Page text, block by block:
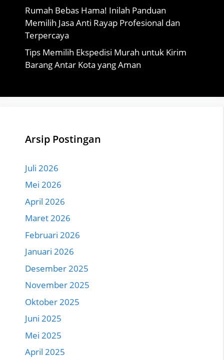
Rumah Bebas Hama! Inilah Panduan
Memilih Jasa Anti Rayap Profesional dan
Terpercaya
Tips Memilih Ekspedisi Murah untuk Kirim
Barang Antar Kota yang Aman
Arsip Postingan
Juli 2026
Mei 2026
April 2026
Maret 2026
Februari 2026
Januari 2026
Desember 2025
November 2025
Oktober 2025
Juni 2025
Mei 2025
April 2025